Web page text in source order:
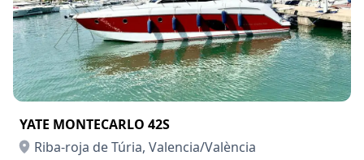
YATE MONTECARLO 42S
Riba-roja de Túria, Valencia/València